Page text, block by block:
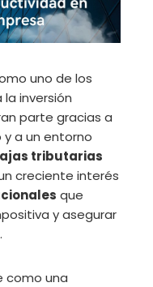
uno de los
inversión
parte gracias a
a un entorno
tributarias
creciente interés
que
y asegurar
como una